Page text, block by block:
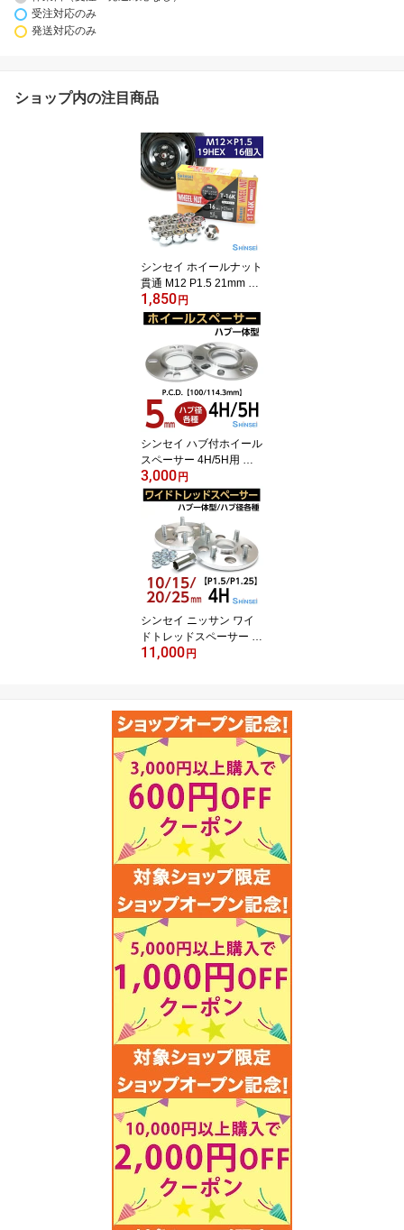
受注対応のみ
発送対応のみ
ショップ内の注目商品
シンセイ ホイールナット
貫通 M12 P1.5 21mm 16
個入 T-16K トヨタ ミツ
ビシ ダイハツ マツダ ピ
1,850円
シンセイ ハブ付ホイール
スペーサー 4H/5H用 厚
み5mm 73φ 異形 PCD10
0〜114.3 2枚入り 日本製
3,000円
シンセイ ニッサン ワイ
ドトレッドスペーサー ワ
イトレ 4H PCD100 ハブ
応】
11,000円